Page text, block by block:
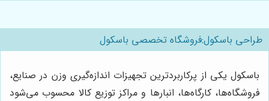
طراحی باسکول:فروشگاه تخصصی باسکول
باسکول یکی از پرکاربردترین تجهیزات اندازه‌گیری وزن در صنایع،
فروشگاه‌ها، کارگاه‌ها، انبارها و مراکز توزیع کالا محسوب می‌شود